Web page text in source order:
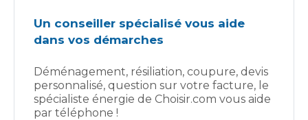
Un conseiller spécialisé vous aide
dans vos démarches
Déménagement, résiliation, coupure, devis
personnalisé, question sur votre facture, le
spécialiste énergie de Choisir.com vous aide
par téléphone !